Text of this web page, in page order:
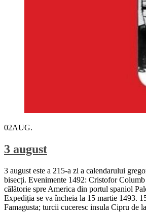
02AUG.
3 august
3 august este a 215-a zi a calendarului
bisecți. Evenimente 1492: Cristofor Columb
călătorie spre America din portul spaniol
Expediția se va încheia la 15 martie 1493.
Famagusta; turcii cuceresc insula Cipru